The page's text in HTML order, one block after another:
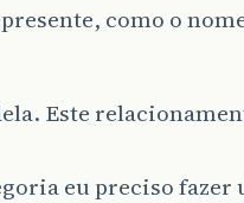
como o
Este
eu preciso fazer